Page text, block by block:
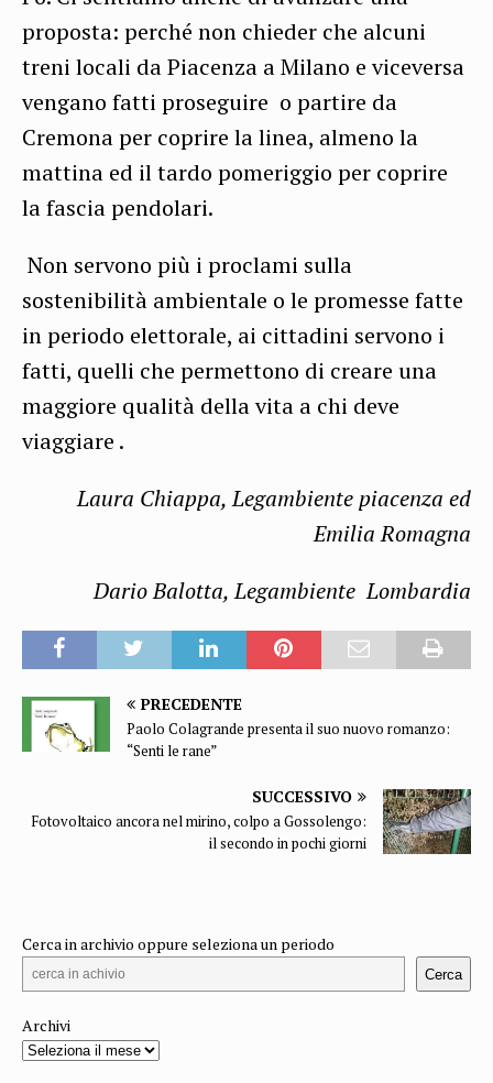
proposta: perché non chieder che alcuni
treni locali da Piacenza a Milano e viceversa
vengano fatti proseguire o partire da
Cremona per coprire la linea, almeno la
mattina ed il tardo pomeriggio per coprire
la fascia pendolari.
Non servono più i proclami sulla
sostenibilità ambientale o le promesse fatte
in periodo elettorale, ai cittadini servono i
fatti, quelli che permettono di creare una
maggiore qualità della vita a chi deve
viaggiare .
Laura Chiappa, Legambiente piacenza ed
Emilia Romagna
Dario Balotta, Legambiente Lombardia
PRECEDENTE
Paolo Colagrande presenta il suo nuovo romanzo:
“Senti le rane”
SUCCESSIVO
Fotovoltaico ancora nel mirino, colpo a Gossolengo:
il secondo in pochi giorni
Cerca in archivio oppure seleziona un periodo
Cerca
Archivi